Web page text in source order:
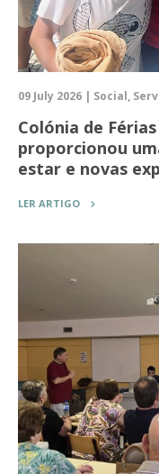
09 July 2026 | Social,
Colónia de
proporcionou
estar e novas
LER ARTIGO